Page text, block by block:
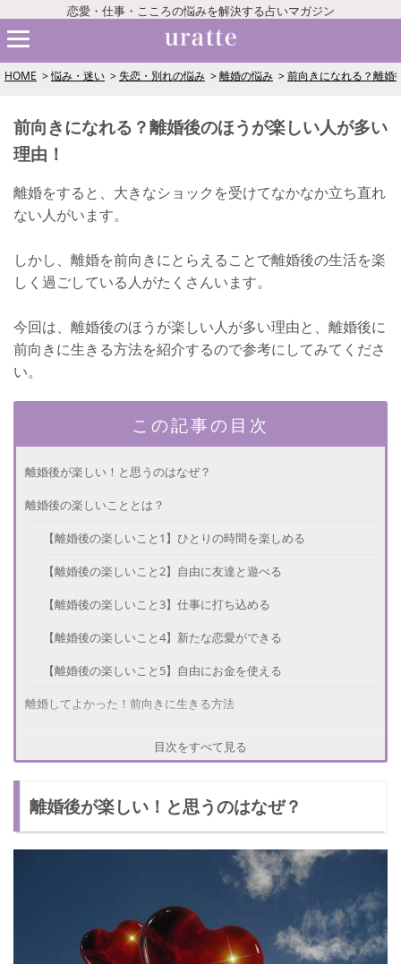
恋愛・仕事・こころの悩みを解決する占いマガジン
HOME 悩み・迷い 失恋・別れの悩み 離婚の悩み 前向きになれる？離婚
前向きになれる？離婚後のほうが楽しい人が多い
理由！
離婚をすると、大きなショックを受けてなかなか立ち直れ
ない人がいます。
しかし、離婚を前向きにとらえることで離婚後の生活を楽
しく過ごしている人がたくさんいます。
今回は、離婚後のほうが楽しい人が多い理由と、離婚後に
前向きに生きる方法を紹介するので参考にしてみてくださ
い。
この記事の目次
離婚後が楽しい！と思うのはなぜ？
離婚後の楽しいこととは？
【離婚後の楽しいこと1】ひとりの時間を楽しめる
【離婚後の楽しいこと2】自由に友達と遊べる
【離婚後の楽しいこと3】仕事に打ち込める
【離婚後の楽しいこと4】新たな恋愛ができる
【離婚後の楽しいこと5】自由にお金を使える
離婚してよかった！前向きに生きる方法
【前向きに生きる方法3】気分転換をする
離婚後に素敵な人を引き寄せる方法
積極的に出会いを見つける
新たな人生を歩もう！
目次をすべて見る
離婚後が楽しい！と思うのはなぜ？